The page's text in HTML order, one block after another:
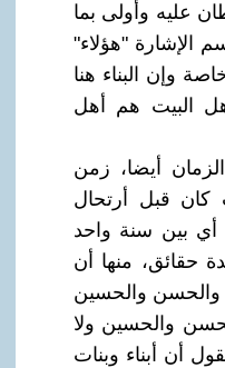
عليه وأولى بما
الإشارة "هؤلاء"
وإن البناء هنا
البيت هم أهل
أيضا، زمن
كان قبل أرتحال
أي بين سنة واحد
حقائق، منها أن
والحسن والحسين
والحسين ولا
أن أبناء وبنات